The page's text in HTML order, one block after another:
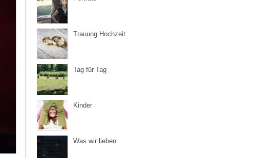
Trauung Hochzeit
Tag für Tag
Kinder
Was wir lieben